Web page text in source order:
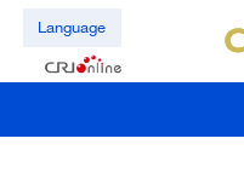
Language